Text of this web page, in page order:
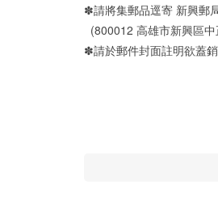
✽請將集郵品逕寄 新興郵
(800012 高雄市新興區
✽請於郵件封面註明欲蓋